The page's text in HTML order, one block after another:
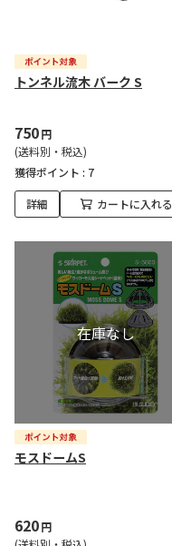
トンネル流木 バーク S
750円
(送料別・税込)
獲得ポイント : 7
詳細 カートに入れる
モスドームS
620円